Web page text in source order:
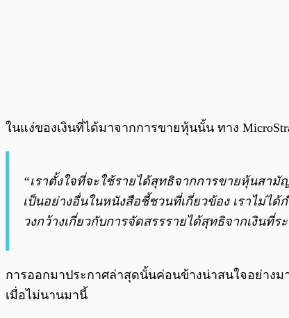
ในแง่ของเงินที่ได้มาจากการขายหุ้นนั้น ทาง
“เราตั้งใจที่จะใช้รายได้สุทธิจากการขายหุ้นสามั
เป็นอย่างอื่นในหนังสือชี้ชวนที่เกี่ยวข้อง เราไม่ไ
วงกว้างเกี่ยวกับการจัดสรรรายได้สุทธิจากเงินที่ร
การออกมาประกาศล่าสุดนั้นค่อนข้างน่าสนใจอย่าง
เมื่อไม่นานมานี้